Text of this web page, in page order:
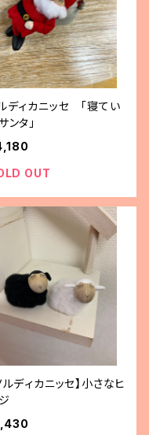
ディカニッセ 「寝てい
ンタ」
OUT
ルディカニッセ】小さなヒ